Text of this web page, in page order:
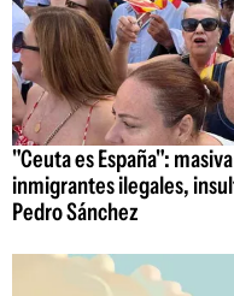
"Ceuta es España":
inmigrantes ilegales,
Pedro Sánchez